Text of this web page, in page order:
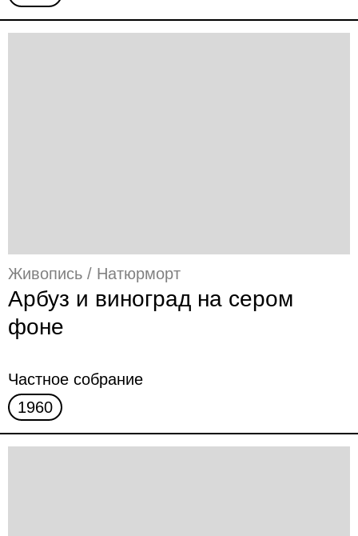
Живопись / Натюрморт
Арбуз и виноград на сером
фоне
Частное собрание
1960